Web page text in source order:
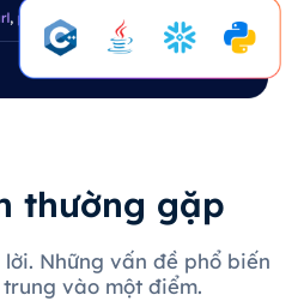
thường gặp
Những vấn đề phổ biến
vào một điểm.